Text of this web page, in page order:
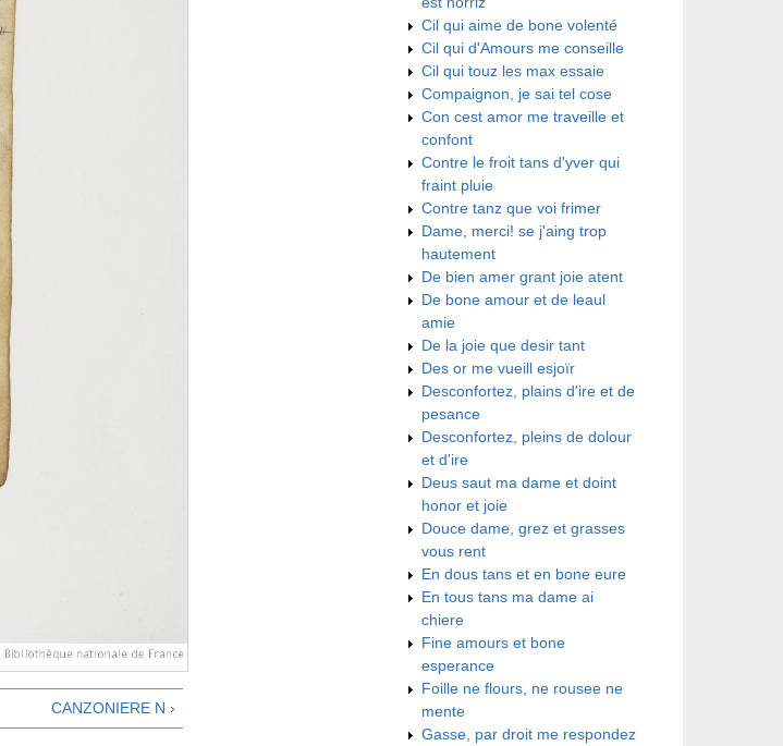
CANZONIERE N ›
Cil qui aime de bone volenté
Cil qui d'Amours me conseille
Cil qui touz les max essaie
Compaignon, je sai tel cose
Con cest amor me traveille et
confont
Contre le froit tans d'yver qui
fraint pluie
Contre tanz que voi frimer
Dame, merci! se j'aing trop
hautement
De bien amer grant joie atent
De bone amour et de leaul
amie
De la joie que desir tant
Des or me vueill esjoïr
Desconfortez, plains d'ire et de
pesance
Desconfortez, pleins de dolour
et d'ire
Deus saut ma dame et doint
honor et joie
Douce dame, grez et grasses
vous rent
En dous tans et en bone eure
En tous tans ma dame ai
chiere
Fine amours et bone
esperance
Foille ne flours, ne rousee ne
mente
Gasse, par droit me respondez